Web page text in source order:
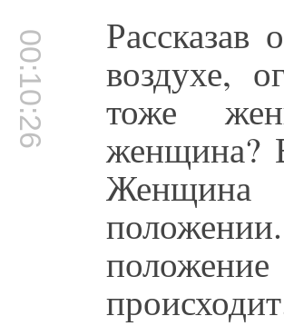
00:10:26 Рассказав
воздухе,
тоже
женщина?
Женщина